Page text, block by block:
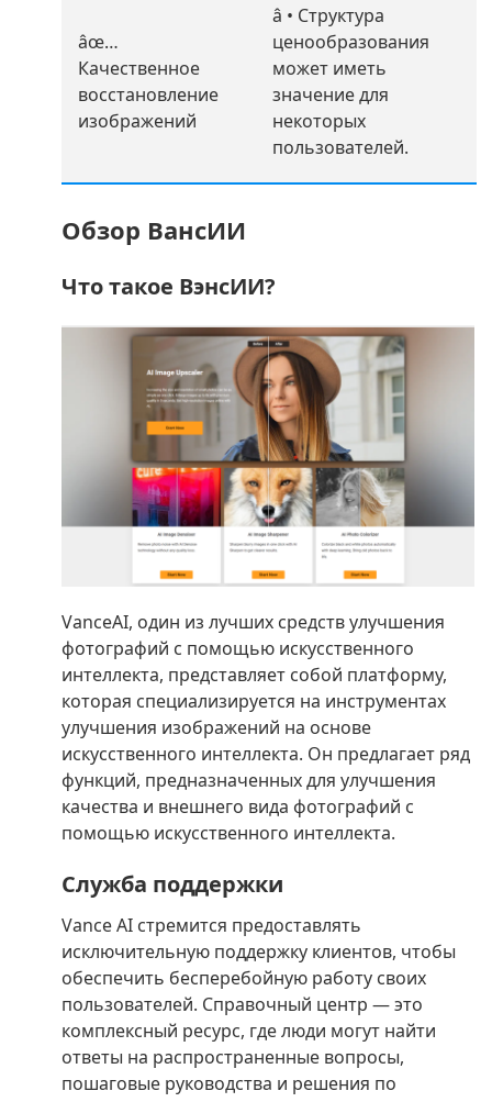
âœ…
Качественное
восстановление
изображений
â • Структура
ценообразования
может иметь
значение для
некоторых
пользователей.
Обзор ВансИИ
Что такое ВэнсИИ?
VanceAI, один из лучших средств улучшения
фотографий с помощью искусственного
интеллекта, представляет собой платформу,
которая специализируется на инструментах
улучшения изображений на основе
искусственного интеллекта. Он предлагает ряд
функций, предназначенных для улучшения
качества и внешнего вида фотографий с
помощью искусственного интеллекта.
Служба поддержки
Vance AI стремится предоставлять
исключительную поддержку клиентов, чтобы
обеспечить бесперебойную работу своих
пользователей. Справочный центр — это
комплексный ресурс, где люди могут найти
ответы на распространенные вопросы,
пошаговые руководства и решения по